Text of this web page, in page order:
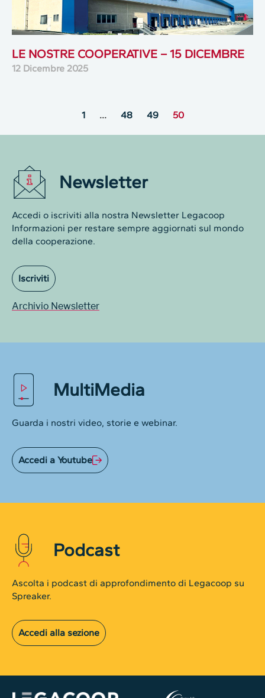
LE NOSTRE COOPERATIVE – 15 DICEMBRE
12 Dicembre 2025
1 … 48 49 50
Newsletter
Accedi o iscriviti alla nostra Newsletter Legacoop
Informazioni per restare sempre aggiornati sul mondo
della cooperazione.
Iscriviti
Archivio Newsletter
MultiMedia
Guarda i nostri video, storie e webinar.
Accedi a Youtube
Podcast
Ascolta i podcast di approfondimento di Legacoop su
Spreaker.
Accedi alla sezione